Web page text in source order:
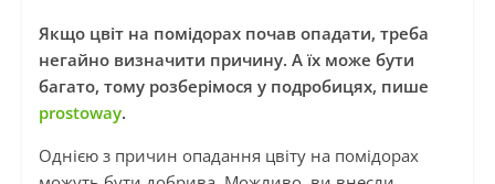
Якщо цвіт на помідорах почав опадати, треба
негайно визначити причину. А їх може бути
багато, тому розберімося у подробицях, пише
prostoway.
Однією з причин опадання цвіту на помідорах